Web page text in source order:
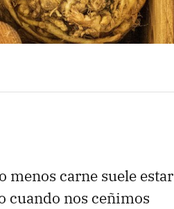
menos carne suele estar
cuando nos ceñimos